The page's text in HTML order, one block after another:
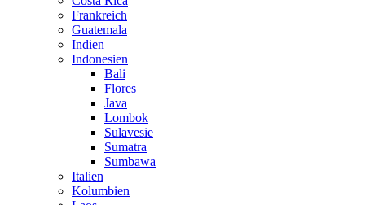
Frankreich
Guatemala
Indien
Indonesien
Bali
Flores
Java
Lombok
Sulavesie
Sumatra
Sumbawa
Italien
Kolumbien